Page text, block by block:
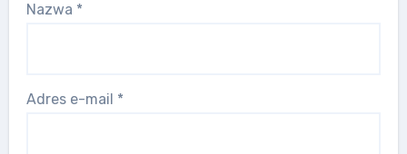
Nazwa *
Adres e-mail *